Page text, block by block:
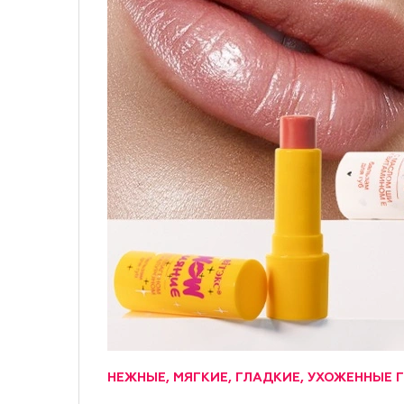
НЕЖНЫЕ, МЯГКИЕ, ГЛАДКИЕ, УХОЖЕННЫЕ